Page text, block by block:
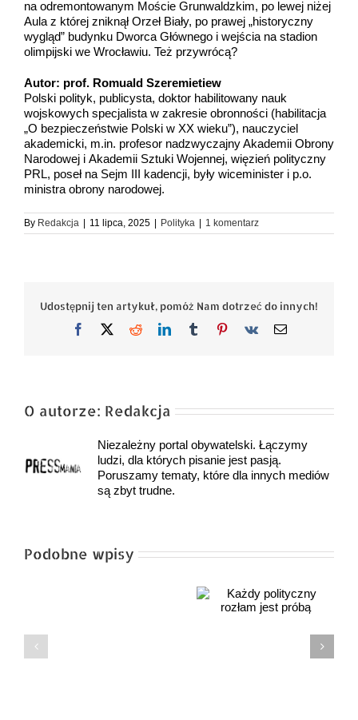
na odremontowanym Moście Grunwaldzkim, po lewej niżej
Aula z której zniknął Orzeł Biały, po prawej „historyczny
wygląd” budynku Dworca Głównego i wejścia na stadion
olimpijski we Wrocławiu. Też przywrócą?
Autor: prof. Romuald Szeremietiew
Polski polityk, publicysta, doktor habilitowany nauk
wojskowych specjalista w zakresie obronności (habilitacja
„O bezpieczeństwie Polski w XX wieku”), nauczyciel
akademicki, m.in. profesor nadzwyczajny Akademii Obrony
Narodowej i Akademii Sztuki Wojennej, więzień polityczny
PRL, poseł na Sejm III kadencji, były wiceminister i p.o.
ministra obrony narodowej.
By Redakcja | 11 lipca, 2025 | Polityka | 1 komentarz
Udostępnij ten artykuł, pomóż Nam dotrzeć do innych!
Facebook
X RedditLinkedInTumblrPinterest
Vk Email
O autorze: Redakcja
Niezależny portal obywatelski. Łączymy
ludzi, dla których pisanie jest pasją.
Poruszamy tematy, które dla innych mediów
są zbyt trudne.
Podobne wpisy
Prof. Romuald